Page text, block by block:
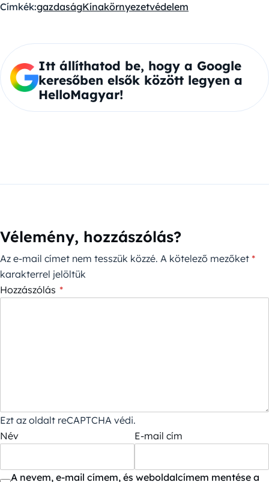
Címkék:gazdaságKínakörnyezetvédelem
Itt állíthatod be, hogy a Google
keresőben elsők között legyen a
HelloMagyar!
Vélemény, hozzászólás?
Az e-mail címet nem tesszük közzé. A kötelező mezőket *
karakterrel jelöltük
Hozzászólás *
Ezt az oldalt reCAPTCHA védi.
Név
E-mail cím
A nevem, e-mail címem, és weboldalcímem mentése a